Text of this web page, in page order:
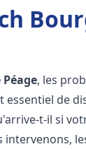
, les
essentiel de
t-il si
intervenons,